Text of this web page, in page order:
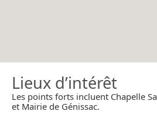
Lieux d’intérêt
Les points forts incluent Chapelle
et Mairie de Génissac.